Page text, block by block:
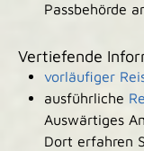
Passbehörde
Vertiefende
vorläufiger
ausführliche
Auswärtiges
Dort erfahren